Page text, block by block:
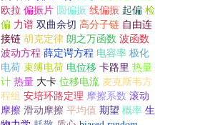
欧拉 偏振片 圆偏振 线偏振 起偏 检
偏 力谱 双曲余切 高分子链 自由连
接链 胡克定律 朗之万函数 波函数
波动方程 薛定谔方程 电容率 极化
电荷 束缚电荷 电位移 卡路里 热量
计 热量 大卡 位移电流 麦克斯韦方
程组 安培环路定理 摩擦系数 滚动
摩擦 滑动摩擦 平均值 期望 概率 生